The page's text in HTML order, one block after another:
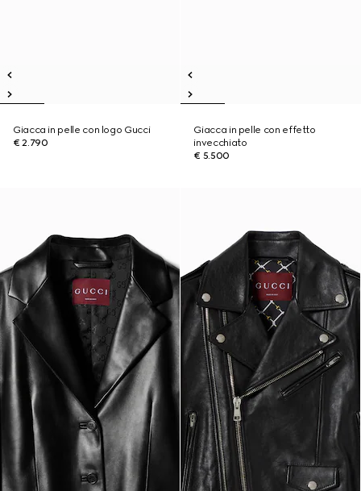
Giacca in pelle con logo Gucci
€ 2.790
Giacca in pelle con effetto
invecchiato
€ 5.500